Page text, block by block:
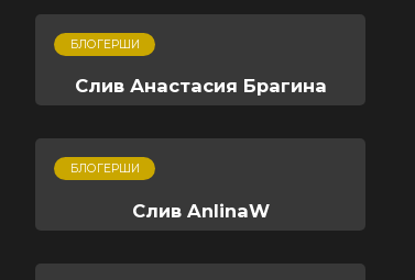
БЛОГЕРШИ
Слив Анастасия Брагина
БЛОГЕРШИ
Слив AnlinaW